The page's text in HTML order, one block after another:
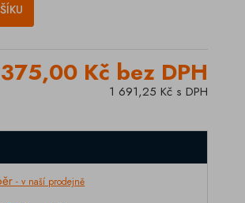
Kč bez DPH
1 691,25 Kč s DPH
- v naší prodejně